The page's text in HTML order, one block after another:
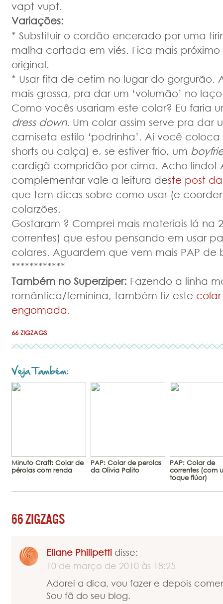
vapt vupt.
Variações:
* Substituir o cordão encerado por uma
malha cortada em viés. Fica mais
original.
* Usar fita de cetim no lugar do gorgurão.
mais grossa, pra dar um ‘volumão’ no
Como vocês usariam este colar? Eu faria
dress down. Um colar assim serve pra dar
camiseta estilo ‘podrinha’. Aí você
shorts ou calça) e, se estiver frio, um
cardigã compridão por cima. Acho lindo!
complementar vale a leitura deste post
que tem dicas sobre como usar (e
colarzões.
Gostaram ? Comprei mais materiais lá na
correntes) que estou pensando em usar
colares. Aguardem que vem mais PAP de
************
Também no Superziper: Fazendo a linha
romântica/feminina, também fiz este
engomada.
66 ZIGZAGS
Veja Também:
Minuto Craft: Colar de
pérolas com renda
PAP: Colar de perolas
da Olivia Palito
PAP: Colar de
correntes (com
toque flúor)
66 ZIGZAGS
Eliane Philipetti disse:
10 de março de 2010 às 18:25
Adorei a dica. vou fazer e depois
Sou fã do seu blog.